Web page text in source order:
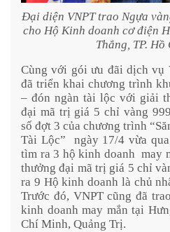
Đại diện VNPT trao Ngựa
cho Hộ Kinh doanh cơ điện
Thắng, TP.
Cùng với gói ưu đãi dịch vụ
đã triển khai chương trình
– đón ngàn tài lộc với giải
đại mã trị giá 5 chỉ vàng
số đợt 3 của chương trình
Tài Lộc”
ngày 17/4 vừa
tìm ra 3 hộ kinh doanh may
thưởng đại mã trị giá 5 chỉ
ra 9 Hộ kinh doanh là chủ
Trước đó, VNPT cũng đã
kinh doanh may mắn tại
Chí Minh, Quảng Trị.